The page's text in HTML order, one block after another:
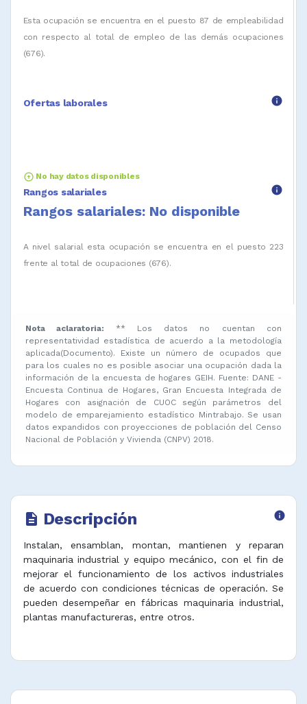
Esta ocupación se encuentra en el puesto 87 de empleabilidad
con respecto al total de empleo de las demás ocupaciones
(676).
Ofertas laborales info
arrow_circle_up No hay datos disponibles
Rangos salariales info
Rangos salariales: No disponible
A nivel salarial esta ocupación se encuentra en el puesto 223
frente al total de ocupaciones (676).
Nota aclaratoria:
** Los datos no cuentan con
representatividad estadística de acuerdo a la metodología
aplicada(Documento). Existe un número de ocupados que
para los cuales no es posible asociar una ocupación dada la
información de la encuesta de hogares GEIH. Fuente: DANE -
Encuesta Continua de Hogares, Gran Encuesta Integrada de
Hogares con asignación de CUOC según parámetros del
modelo de emparejamiento estadístico Mintrabajo. Se usan
datos expandidos con proyecciones de población del Censo
Nacional de Población y Vivienda (CNPV) 2018.
description Descripción info
Instalan, ensamblan, montan, mantienen y reparan
maquinaria industrial y equipo mecánico, con el fin de
mejorar el funcionamiento de los activos industriales
de acuerdo con condiciones técnicas de operación. Se
pueden desempeñar en fábricas maquinaria industrial,
plantas manufactureras, entre otros.